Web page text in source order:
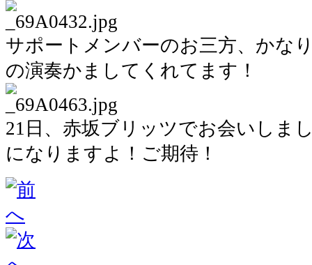
サポートメンバーのお三方、かな
の演奏かましてくれてます！
21日、赤坂ブリッツでお会いしま
になりますよ！ご期待！